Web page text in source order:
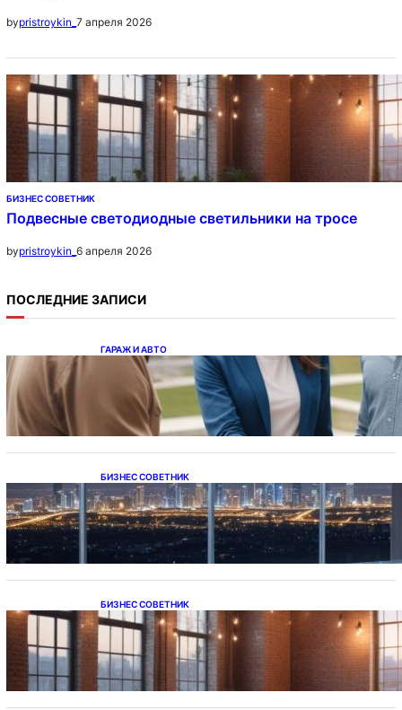
bypristroykin_ 7 апреля 2026
БИЗНЕС СОВЕТНИК
Подвесные светодиодные светильники на тросе
bypristroykin_ 6 апреля 2026
ПОСЛЕДНИЕ ЗАПИСИ
ГАРАЖ И АВТО
Ипотека на новостройки при оформлении
напрямую у застройщика
БИЗНЕС СОВЕТНИК
Каталог светодиодных светильников и
LED-освещения в Казахстане
БИЗНЕС СОВЕТНИК
Подвесные светодиодные светильники на